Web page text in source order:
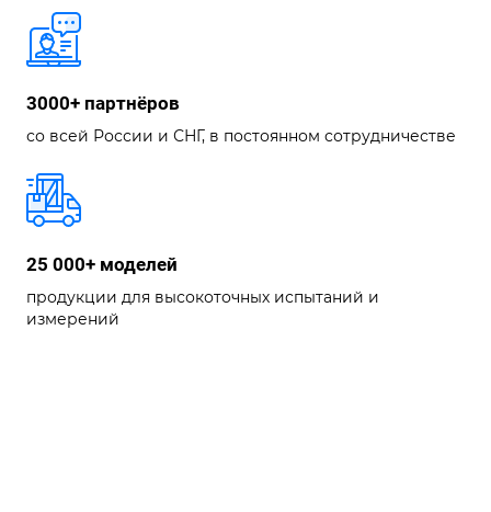
3000+ партнёров
со всей России и СНГ, в постоянном сотрудничестве
25 000+ моделей
продукции для высокоточных испытаний и
измерений